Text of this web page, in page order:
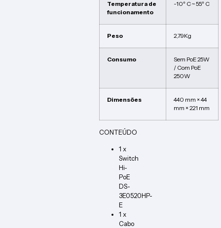
Temperatura de
funcionamento
-10º C ~ 55º C
Peso 2,79Kg
Consumo
Sem PoE 25W
/ Com PoE
250W
Dimensões
440 mm × 44
mm × 221 mm
CONTEÚDO
1 x
Switch
Hi-
PoE
DS-
3E0520HP-
E
1 x
Cabo